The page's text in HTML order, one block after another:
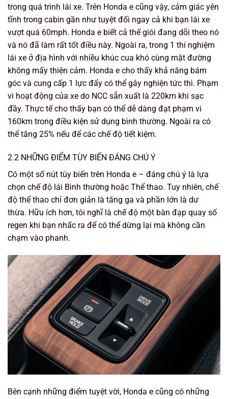
trong quá trình lái xe. Trên Honda e cũng vậy, cảm giác yên
tĩnh trong cabin gần như tuyệt đối ngay cả khi bạn lái xe
vượt quá 60mph. Honda e biết cả thế giói đang dõi theo nó
và nó đã làm rất tốt điều này. Ngoài ra, trong 1 thí nghiệm
lái xe ở địa hình với nhiều khúc cua khó cùng mặt đường
không mấy thiện cảm. Honda e cho thấy khả năng bám
góc và cung cấp 1 lực đẩy có thể gây nghiện tức thì. Phạm
vi hoạt động của xe do NCC sẳn xuất là 220km khi sạc
đầy. Thực tế cho thấy bạn có thể dễ dàng đạt phạm vi
160km trong điều kiện sử dụng bình thường. Ngoài ra có
thể tăng 25% nếu để các chế độ tiết kiệm.
2.2 NHỮNG ĐIỂM TÙY BIẾN ĐÁNG CHÚ Ý
Có một số nút tùy biến trên Honda e – đáng chú ý là lựa
chọn chế độ lái Bình thường hoặc Thể thao. Tuy nhiên, chế
độ thể thao chỉ đơn giản là tăng ga và phần lớn là dư
thừa. Hữu ích hơn, tôi nghĩ là chế độ một bàn đạp quay số
regen khi bạn nhấc ra để có thể dừng lại mà không cần
chạm vào phanh.
Bên cạnh những điểm tuyệt vời, Honda e cũng có những